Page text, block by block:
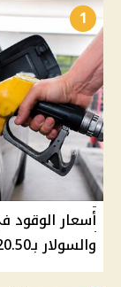
1
والسولار بـ20.50 جنيه